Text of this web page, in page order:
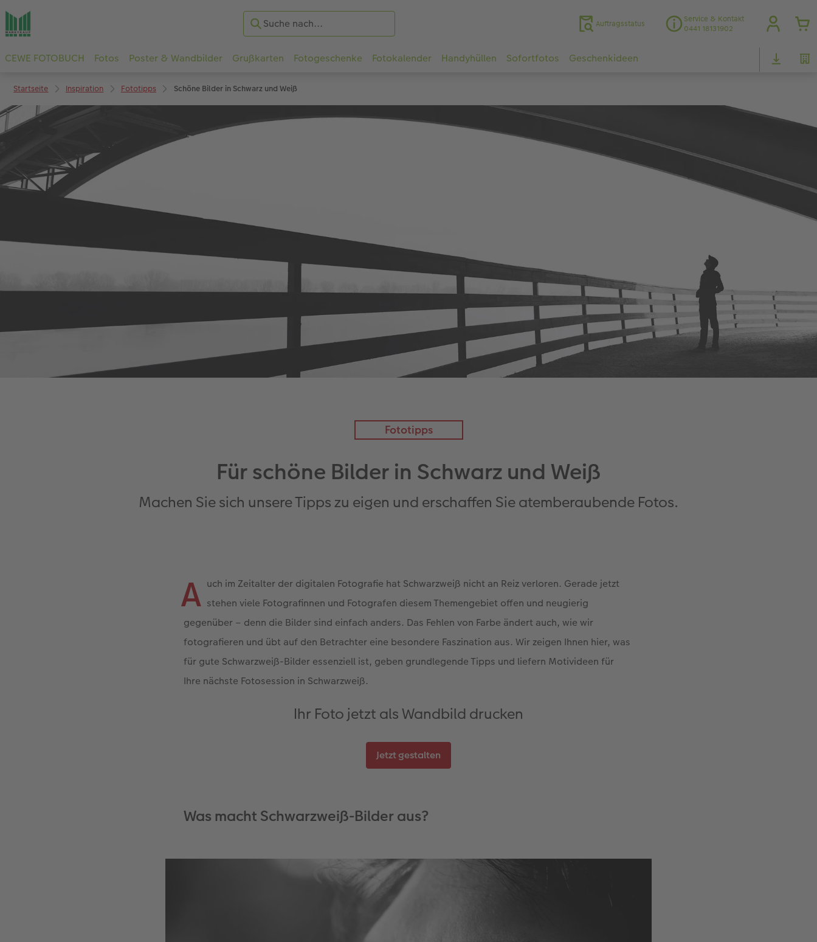
Auftragsstatus
Service & Kontakt
0441 18131902
CEWE FOTOBUCH Fotos Poster & Wandbilder Grußkarten Fotogeschenke Fotokalender Handyhüllen Sofortfotos Geschenkideen
Startseite Inspiration Fototipps Schöne Bilder in Schwarz und Weiß
Fototipps
Für schöne Bilder in Schwarz und Weiß
Machen Sie sich unsere Tipps zu eigen und erschaffen Sie atemberaubende Fotos.
A uch im Zeitalter der digitalen Fotografie hat Schwarzweiß nicht an Reiz verloren. Gerade jetzt
stehen viele Fotografinnen und Fotografen diesem Themengebiet offen und neugierig
gegenüber – denn die Bilder sind einfach anders. Das Fehlen von Farbe ändert auch, wie wir
fotografieren und übt auf den Betrachter eine besondere Faszination aus. Wir zeigen Ihnen hier, was
für gute Schwarzweiß-Bilder essenziell ist, geben grundlegende Tipps und liefern Motivideen für
Ihre nächste Fotosession in Schwarzweiß.
Ihr Foto jetzt als Wandbild drucken
Jetzt gestalten
Was macht Schwarzweiß-Bilder aus?